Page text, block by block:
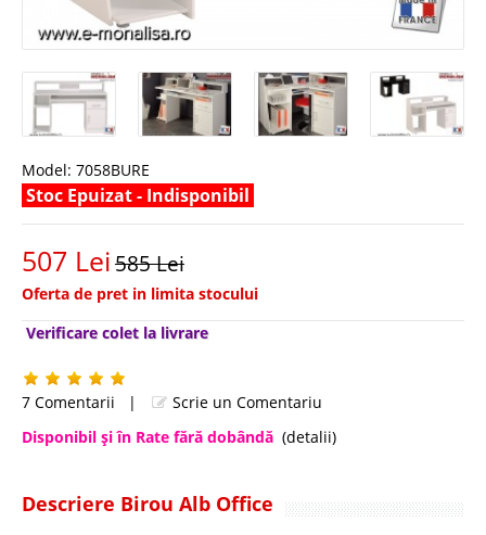
Model: 7058BURE
Stoc Epuizat - Indisponibil
507 Lei585 Lei
Oferta de pret in limita stocului
Verificare colet la livrare
7 Comentarii |
Scrie un Comentariu
Disponibil şi în Rate fără dobândă (detalii)
Descriere Birou Alb Office